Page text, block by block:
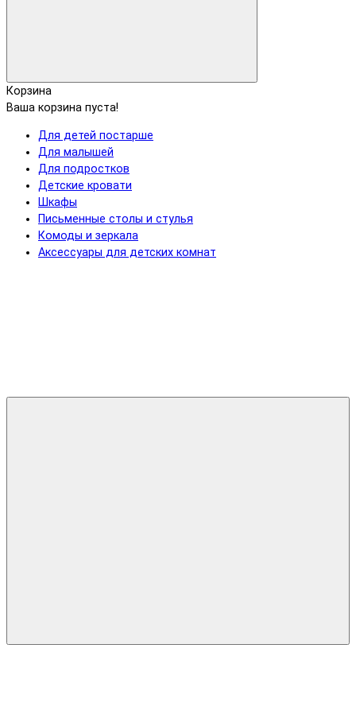
Корзина
Ваша корзина пуста!
Для детей постарше
Для малышей
Для подростков
Детские кровати
Шкафы
Письменные столы и стулья
Комоды и зеркала
Аксессуары для детских комнат